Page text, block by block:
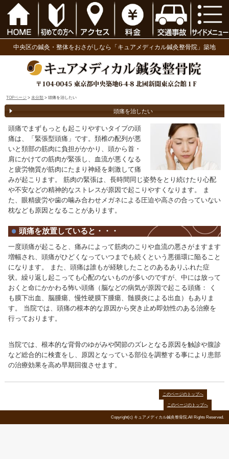
中央区の鍼灸・整体をおさがしなら「キュアメデ
TOPページ>未分類> 頭痛を治したい
頭痛を治したい
頭痛でまずもっとも起こりやすいタイプの頭
痛は、「緊張型頭痛」です。頚椎の配列が悪
いと頚部の筋肉に負担がかかり、頭から首・
肩にかけての筋肉が緊張し、血流が悪くなる
と疲労物質が筋肉にたまり神経を刺激して痛
みが起こります。 筋肉の緊張は、長時間同じ姿
や不安などの精神的なストレスが原因で起こりや
た、眼精疲労や歯の噛み合わせメガネによる圧迫
枕なども原因となることがあります。
一度頭痛が起こると、痛みによって筋肉のこりや
になります。 また、頭痛は誰もが経験したこと
状。繰り返し起こっても心配のないものが多い
おくと命にかかわる怖い頭痛（脳などの病気が